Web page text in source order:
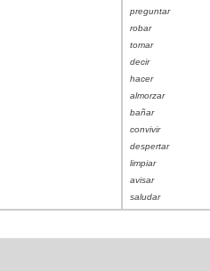
preguntar
robar
tomar
decir
hacer
almorzar
bañar
convivir
despertar
limpiar
avisar
saludar